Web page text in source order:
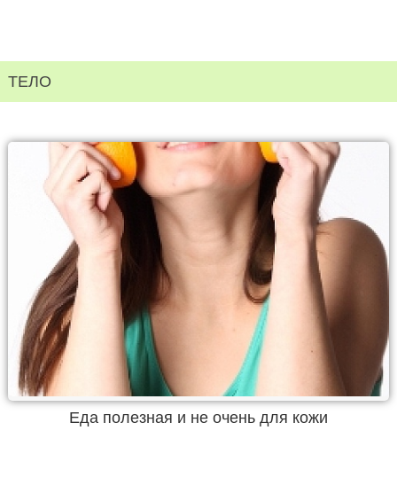
ТЕЛО
Еда полезная и не очень для кожи